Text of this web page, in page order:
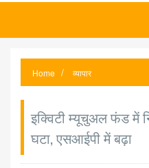
Home व्यापार
इक्विटी म्यूचुअल फंड में
घटा, एसआईपी में बढ़ा